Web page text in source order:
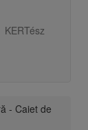
KERTész
- Caiet de